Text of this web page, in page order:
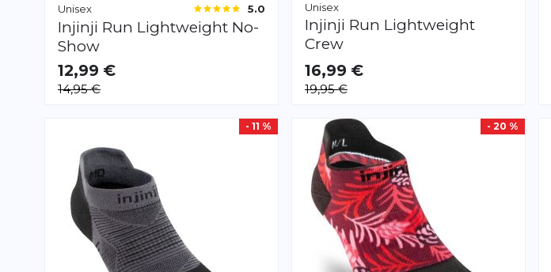
Unisex 5.0
Injinji Run Lightweight No-
Show
VERFÜGBAR
SML
12,99 €
14,95 €
Unisex
Injinji Run Lightweight
Crew
VERFÜGBAR
SML
16,99 €
19,95 €
- 11 % - 20 %